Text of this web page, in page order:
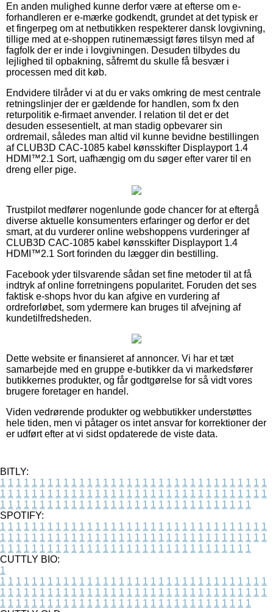
En anden mulighed kunne derfor være at efterse om e-
forhandleren er e-mærke godkendt, grundet at det typisk er
et fingerpeg om at netbutikken respekterer dansk lovgivning,
tillige med at e-shoppen rutinemæssigt føres tilsyn med af
fagfolk der er inde i lovgivningen. Desuden tilbydes du
lejlighed til opbakning, såfremt du skulle få besvær i
processen med dit køb.
Endvidere tilråder vi at du er vaks omkring de mest centrale
retningslinjer der er gældende for handlen, som fx den
returpolitik e-firmaet anvender. I relation til det er det
desuden essesentielt, at man stadig opbevarer sin
ordremail, således man altid vil kunne bevidne bestillingen
af CLUB3D CAC-1085 kabel kønsskifter Displayport 1.4
HDMI™2.1 Sort, uafhængig om du søger efter varer til en
dreng eller pige.
Trustpilot medfører nogenlunde gode chancer for at eftergå
diverse aktuelle konsumenters erfaringer og derfor er det
smart, at du vurderer online webshoppens vurderinger af
CLUB3D CAC-1085 kabel kønsskifter Displayport 1.4
HDMI™2.1 Sort forinden du lægger din bestilling.
Facebook yder tilsvarende sådan set fine metoder til at få
indtryk af online forretningens popularitet. Foruden det ses
faktisk e-shops hvor du kan afgive en vurdering af
ordreforløbet, som ydermere kan bruges til afvejning af
kundetilfredsheden.
Dette website er finansieret af annoncer. Vi har et tæt
samarbejde med en gruppe e-butikker da vi markedsfører
butikkernes produkter, og får godtgørelse for så vidt vores
brugere foretager en handel.
Viden vedrørende produkter og webbutikker understøttes
hele tiden, men vi påtager os intet ansvar for korrektioner der
er udført efter at vi sidst opdaterede de viste data.
BITLY:
1 1 1 1 1 1 1 1 1 1 1 1 1 1 1 1 1 1 1 1 1 1 1 1 1 1 1 1 1 1 1 1 1 1
1 1 1 1 1 1 1 1 1 1 1 1 1 1 1 1 1 1 1 1 1 1 1 1 1 1 1 1 1 1 1 1 1 1
1 1 1 1 1 1 1 1 1 1 1 1 1 1 1 1 1 1 1 1 1 1 1 1 1 1 1 1 1 1 1 1
SPOTIFY:
1 1 1 1 1 1 1 1 1 1 1 1 1 1 1 1 1 1 1 1 1 1 1 1 1 1 1 1 1 1 1 1 1 1
1 1 1 1 1 1 1 1 1 1 1 1 1 1 1 1 1 1 1 1 1 1 1 1 1 1 1 1 1 1 1 1 1 1
1 1 1 1 1 1 1 1 1 1 1 1 1 1 1 1 1 1 1 1 1 1 1 1 1 1 1 1 1 1 1 1
CUTTLY BIO:
1
1 1 1 1 1 1 1 1 1 1 1 1 1 1 1 1 1 1 1 1 1 1 1 1 1 1 1 1 1 1 1 1 1 1
1 1 1 1 1 1 1 1 1 1 1 1 1 1 1 1 1 1 1 1 1 1 1 1 1 1 1 1 1 1 1 1 1 1
1 1 1 1 1 1 1 1 1 1 1 1 1 1 1 1 1 1 1 1 1 1 1 1 1 1 1 1 1 1 1 1